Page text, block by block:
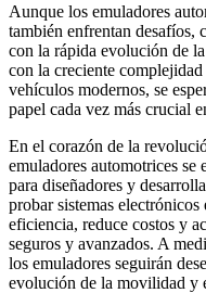
Aunque los emuladores
también enfrentan desafíos,
con la rápida evolución de
con la creciente
vehículos modernos, se
papel cada vez más crucial
En el corazón de la
emuladores automotrices se
para diseñadores y
probar sistemas
eficiencia, reduce costos y
seguros y avanzados. A
los emuladores seguirán
evolución de la movilidad y